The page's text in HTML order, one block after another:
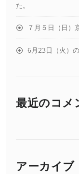
た。
７月５日（日）
6月23日（火）
最近のコメ
アーカイブ